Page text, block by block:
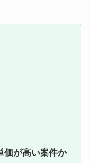
価が高い案件か